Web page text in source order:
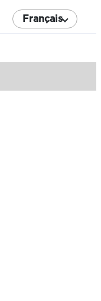
Français